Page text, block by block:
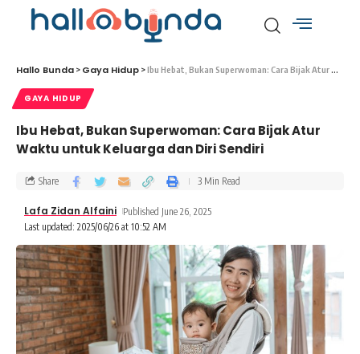
Hallo Bunda > Gaya Hidup >Ibu Hebat, Bukan Superwoman: Cara Bijak Atur Waktu untuk Keluarga dan Diri Sendiri
GAYA HIDUP
Ibu Hebat, Bukan Superwoman: Cara Bijak Atur
Waktu untuk Keluarga dan Diri Sendiri
Last updated: 2025/06/26 at 10:52 AM
Lafa Zidan Alfaini Published June 26, 2025
Share 3 Min Read